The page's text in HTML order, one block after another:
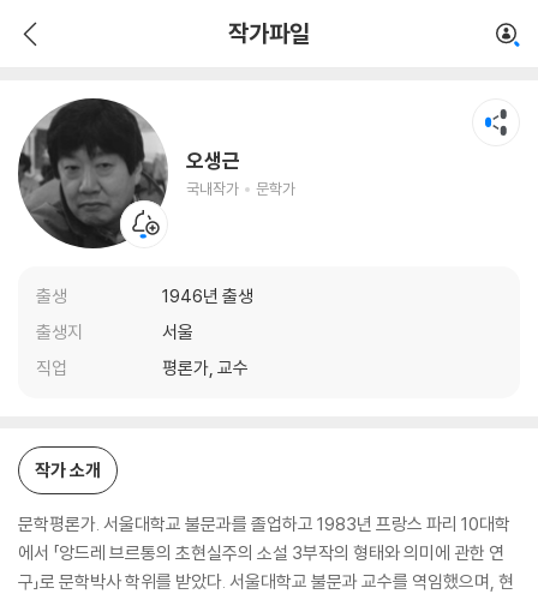
작가파일
오생근
국내작가 문학가
출생
1946년 출생
출생지
서울
직업
평론가, 교수
작가 소개
문학평론가. 서울대학교 불문과를 졸업하고 1983년 프랑스 파리 10대학
에서 「앙드레 브르통의 초현실주의 소설 3부작의 형태와 의미에 관한 연
구」로 문학박사 학위를 받았다. 서울대학교 불문과 교수를 역임했으며, 현